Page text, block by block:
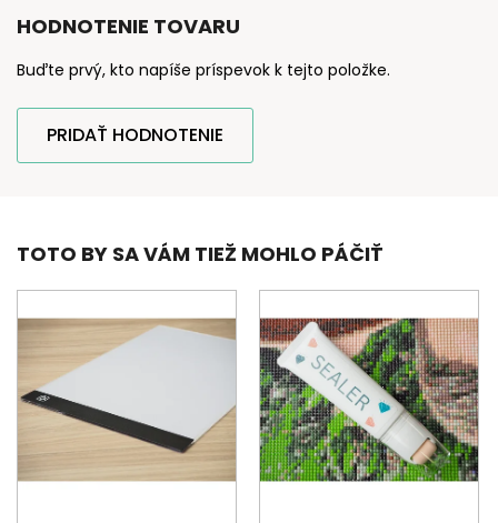
HODNOTENIE TOVARU
Buďte prvý, kto napíše príspevok k tejto položke.
PRIDAŤ HODNOTENIE
TOTO BY SA VÁM TIEŽ MOHLO PÁČIŤ